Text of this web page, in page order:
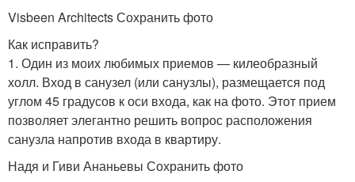
Visbeen Architects Сохранить фото
Как исправить?
1. Один из моих любимых приемов — килеобразный
холл. Вход в санузел (или санузлы), размещается под
углом 45 градусов к оси входа, как на фото. Этот прием
позволяет элегантно решить вопрос расположения
санузла напротив входа в квартиру.
Надя и Гиви Ананьевы Сохранить фото